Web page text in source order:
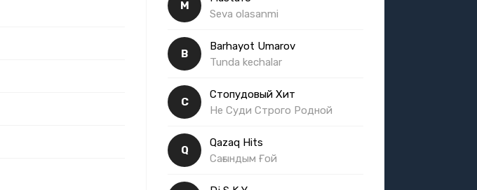
M
Seva olasanmi
B
Barhayot Umarov
Tunda kechalar
С
Стопудовый Хит
Не Суди Строго Родной
Q
Qazaq Hits
Сағындым Ғой